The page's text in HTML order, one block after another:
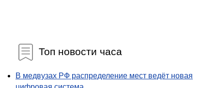
Топ новости часа
В медвузах РФ распределение мест ведёт новая